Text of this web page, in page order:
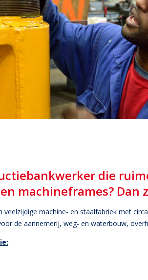
die
machineframes? Dan
veelzijdige machine- en staalfabriek met
de aannemerij, weg- en waterbouw,